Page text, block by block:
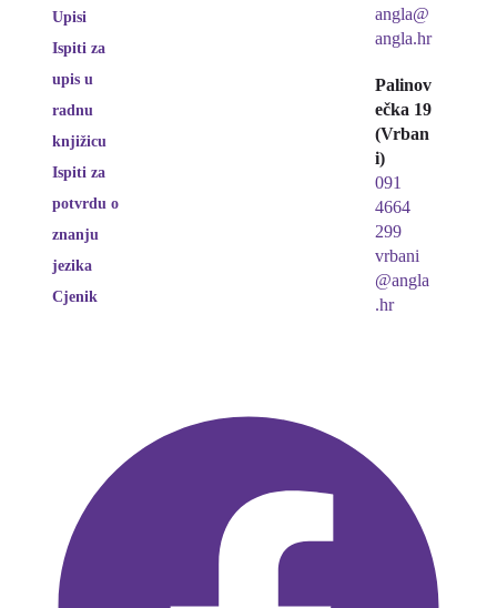
Upisi
Ispiti za
upis u
radnu
knjižicu
Ispiti za
potvrdu o
znanju
jezika
Cjenik
angla@
angla.hr
Palinov
ečka 19
(Vrban
i)
091
4664
299
vrbani
@angla
.hr